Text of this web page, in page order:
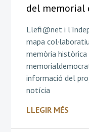
del memorial
Llefi@net i
mapa
memòria
informació del
notícia
LLEGIR MÉS